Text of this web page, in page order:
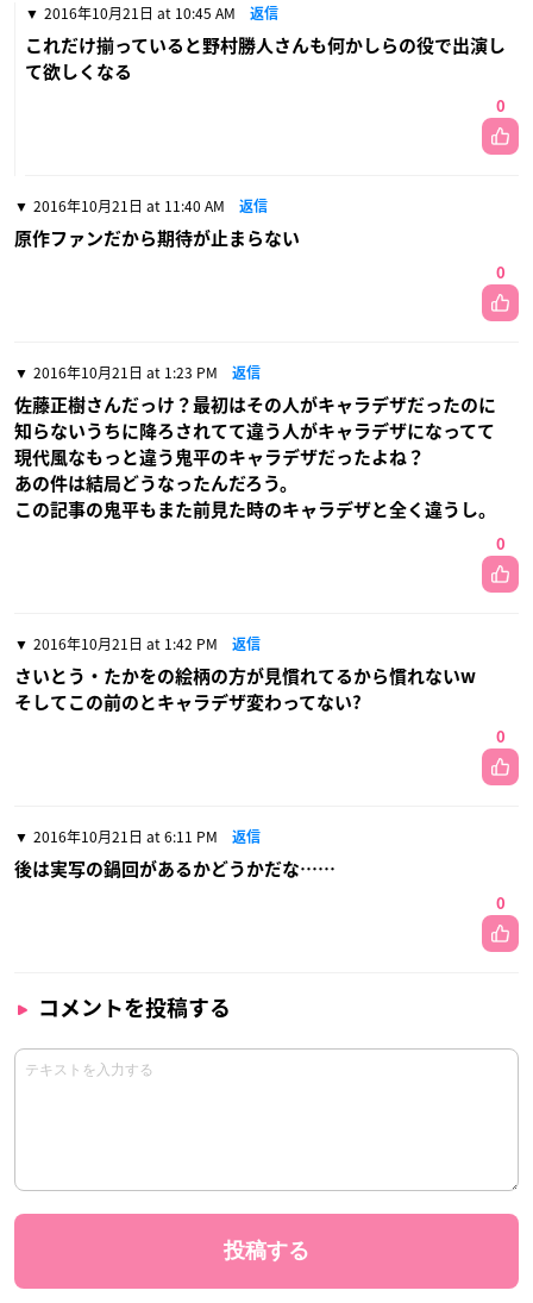
2016年10月21日 at 10:45 AM 返信
これだけ揃っていると野村勝人さんも何かしらの役で出演し
て欲しくなる
0
2016年10月21日 at 11:40 AM 返信
原作ファンだから期待が止まらない
0
2016年10月21日 at 1:23 PM 返信
佐藤正樹さんだっけ？最初はその人がキャラデザだったのに
知らないうちに降ろされてて違う人がキャラデザになってて
現代風なもっと違う鬼平のキャラデザだったよね？
あの件は結局どうなったんだろう。
この記事の鬼平もまた前見た時のキャラデザと全く違うし。
0
2016年10月21日 at 1:42 PM 返信
さいとう・たかをの絵柄の方が見慣れてるから慣れないw
そしてこの前のとキャラデザ変わってない?
0
2016年10月21日 at 6:11 PM 返信
後は実写の鍋回があるかどうかだな……
0
コメントを投稿する